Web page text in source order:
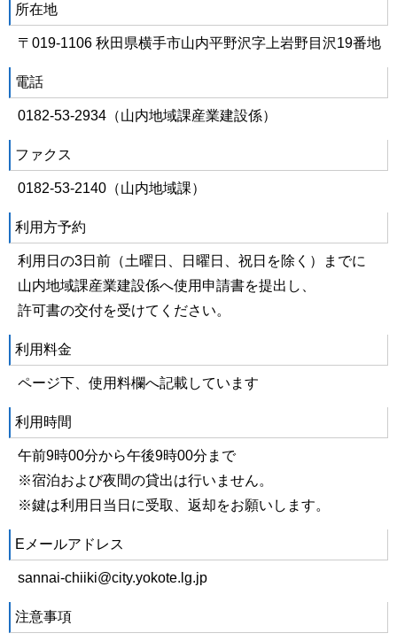
所在地
〒019-1106 秋田県横手市山内平野沢字上岩野目沢19番地
電話
0182-53-2934（山内地域課産業建設係）
ファクス
0182-53-2140（山内地域課）
利用方予約
利用日の3日前（土曜日、日曜日、祝日を除く）までに
山内地域課産業建設係へ使用申請書を提出し、
許可書の交付を受けてください。
利用料金
ページ下、使用料欄へ記載しています
利用時間
午前9時00分から午後9時00分まで
※宿泊および夜間の貸出は行いません。
※鍵は利用日当日に受取、返却をお願いします。
Eメールアドレス
sannai-chiiki@city.yokote.lg.jp
注意事項